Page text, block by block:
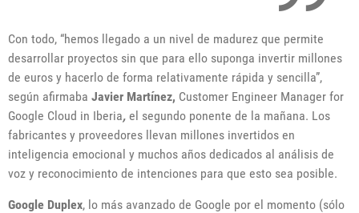
Con todo, “hemos llegado a un nivel de madurez que permite
desarrollar proyectos sin que para ello suponga invertir millones
de euros y hacerlo de forma relativamente rápida y sencilla”,
según afirmaba Javier Martínez, Customer Engineer Manager for
Google Cloud in Iberia, el segundo ponente de la mañana. Los
fabricantes y proveedores llevan millones invertidos en
inteligencia emocional y muchos años dedicados al análisis de
voz y reconocimiento de intenciones para que esto sea posible.
Google Duplex, lo más avanzado de Google por el momento (sólo